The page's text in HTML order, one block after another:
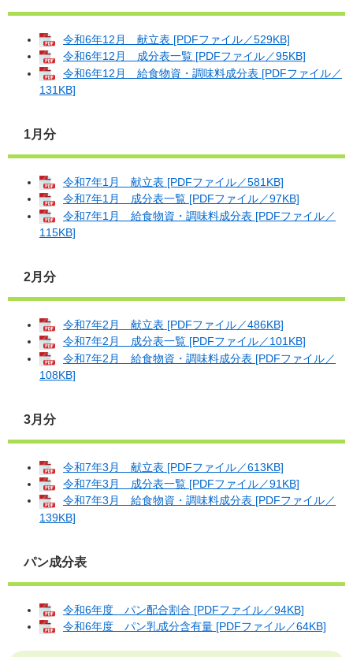
令和6年12月 献立表 [PDFファイル／529KB]
令和6年12月 成分表一覧 [PDFファイル／95KB]
令和6年12月 給食物資・調味料成分表 [PDFファイル／
131KB]
1月分
令和7年1月 献立表 [PDFファイル／581KB]
令和7年1月 成分表一覧 [PDFファイル／97KB]
令和7年1月 給食物資・調味料成分表 [PDFファイル／
115KB]
2月分
令和7年2月 献立表 [PDFファイル／486KB]
令和7年2月 成分表一覧 [PDFファイル／101KB]
令和7年2月 給食物資・調味料成分表 [PDFファイル／
108KB]
3月分
令和7年3月 献立表 [PDFファイル／613KB]
令和7年3月 成分表一覧 [PDFファイル／91KB]
令和7年3月 給食物資・調味料成分表 [PDFファイル／
139KB]
パン成分表
令和6年度 パン配合割合 [PDFファイル／94KB]
令和6年度 パン乳成分含有量 [PDFファイル／64KB]